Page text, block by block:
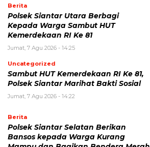
Berita
Polsek Siantar Utara Berbagi
Kepada Warga Sambut HUT
Kemerdekaan RI Ke 81
Jumat, 7 Agu 2026 - 14:25
Uncategorized
Sambut HUT Kemerdekaan RI Ke 81,
Polsek Siantar Marihat Bakti Sosial
Jumat, 7 Agu 2026 - 14:22
Berita
Polsek Siantar Selatan Berikan
Bansos kepada Warga Kurang